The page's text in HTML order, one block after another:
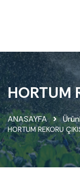
HORTUM
ANASAYFA
HORTUM REKORU